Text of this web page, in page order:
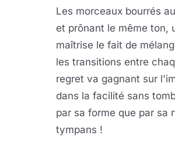
Les morceaux bourrés
et prônant le même ton,
maîtrise le fait de
les transitions entre
regret va gagnant sur
dans la facilité sans
par sa forme que par sa
tympans !